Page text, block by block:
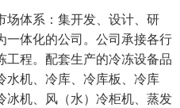
场体系：集开发、设计、研
一体化的公司。公司承接各行
工程。配套生产的冷冻设备品
水机、冷库、冷库板、冷库
冰机、风（水）冷柜机、蒸发